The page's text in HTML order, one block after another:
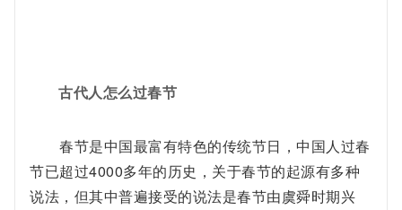
古代人怎么过春节
春节是中国最富有特色的传统节日，中国人过春
节已超过4000多年的历史，关于春节的起源有多种
说法，但其中普遍接受的说法是春节由虞舜时期兴